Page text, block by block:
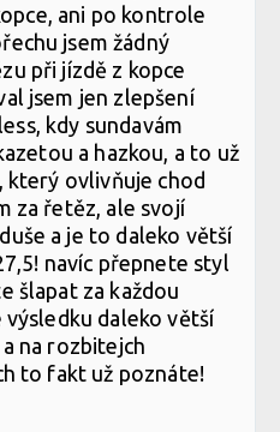
ani po kontrole
jsem žádný
při jízdě z kopce
jsem jen zlepšení
kdy sundavám
a hazkou, a to už
který ovlivňuje chod
za řetěz, ale svojí
a je to daleko větší
navíc přepnete styl
šlapat za každou
daleko větší
na rozbitejch
to fakt už poznáte!